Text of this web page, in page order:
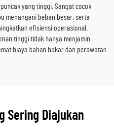
yang tinggi. Sangat cocok
menangani beban besar, serta
efisiensi operasional.
tinggi tidak hanya menjamin
biaya bahan bakar dan perawatan
Sering Diajukan